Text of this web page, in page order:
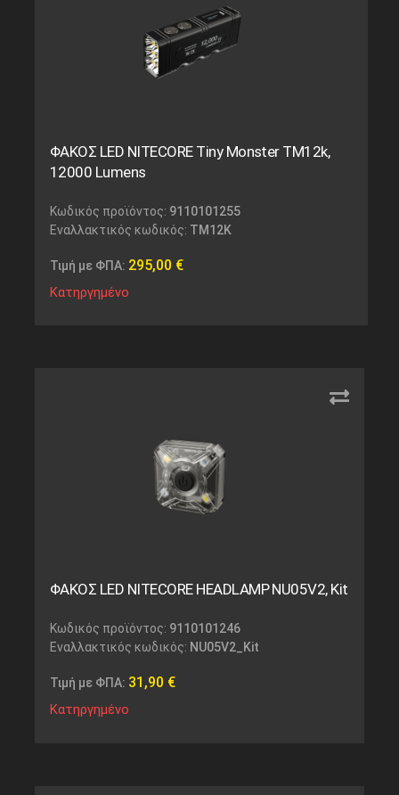
ΦΑΚΟΣ LED NITECORE Tiny Monster TM12k,
12000 Lumens
Κωδικός προϊόντος: 9110101255
Εναλλακτικός κωδικός: TM12K
Τιμή με ΦΠΑ: 295,00 €
Κατηργημένο
ΦΑΚΟΣ LED NITECORE HEADLAMP NU05V2, Kit
Κωδικός προϊόντος: 9110101246
Εναλλακτικός κωδικός: NU05V2_Kit
Τιμή με ΦΠΑ: 31,90 €
Κατηργημένο